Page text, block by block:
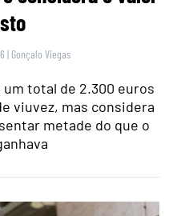
| Gonçalo Viegas
total de 2.300 euros
viuvez, mas considera
metade do que o